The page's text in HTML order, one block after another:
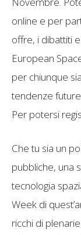
online e per
offre, i dibattiti
European
per chiunque
tendenze future
Per potersi
Che tu sia un
pubbliche, una
tecnologia
Week di
ricchi di